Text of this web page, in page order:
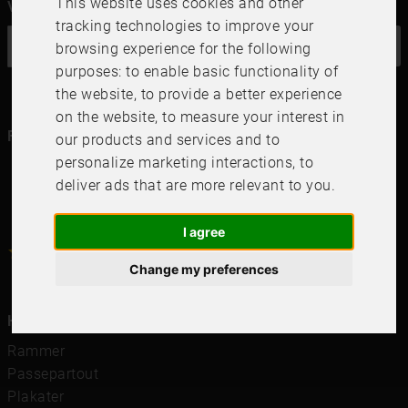
tracking technologies to improve your
browsing experience for the following
purposes:to enable basic functionality of
the website, to provide a better experience
on the website,to measure your interest in
our products and services and to
personalize marketing interactions,to
deliver ads that are more relevant to you.
I agree
Change my preferences
Vil du ha vårt nyhetsbrev?
Følg oss i dine kanaler
4.64.6 / 5 1000+Recensioner
Hurtigkoblinger
Rammer
Passepartout
Plakater